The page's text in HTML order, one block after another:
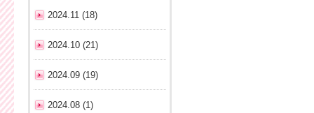
2024.11 (18)
2024.10 (21)
2024.09 (19)
2024.08 (1)